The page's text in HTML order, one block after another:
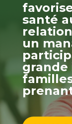
santé
un
grande